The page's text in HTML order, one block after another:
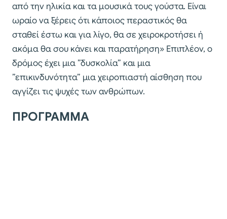
από την ηλικία και τα μουσικά τους γούστα. Είναι
ωραίο να ξέρεις ότι κάποιος περαστικός θα
σταθεί έστω και για λίγο, θα σε χειροκροτήσει ή
ακόμα θα σου κάνει και παρατήρηση» Επιπλέον, ο
δρόμος έχει μια ”δυσκολία” και μια
”επικινδυνότητα” μια χειροπιαστή αίσθηση που
αγγίζει τις ψυχές των ανθρώπων.
ΠΡΟΓΡΑΜΜΑ